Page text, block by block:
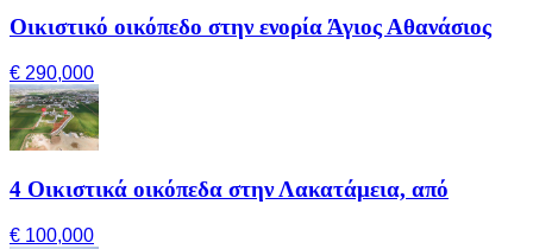
Οικιστικό οικόπεδο στην ενορία Άγιος Αθανάσιος
€ 290,000
4 Οικιστικά οικόπεδα στην Λακατάμεια, από
€ 100,000